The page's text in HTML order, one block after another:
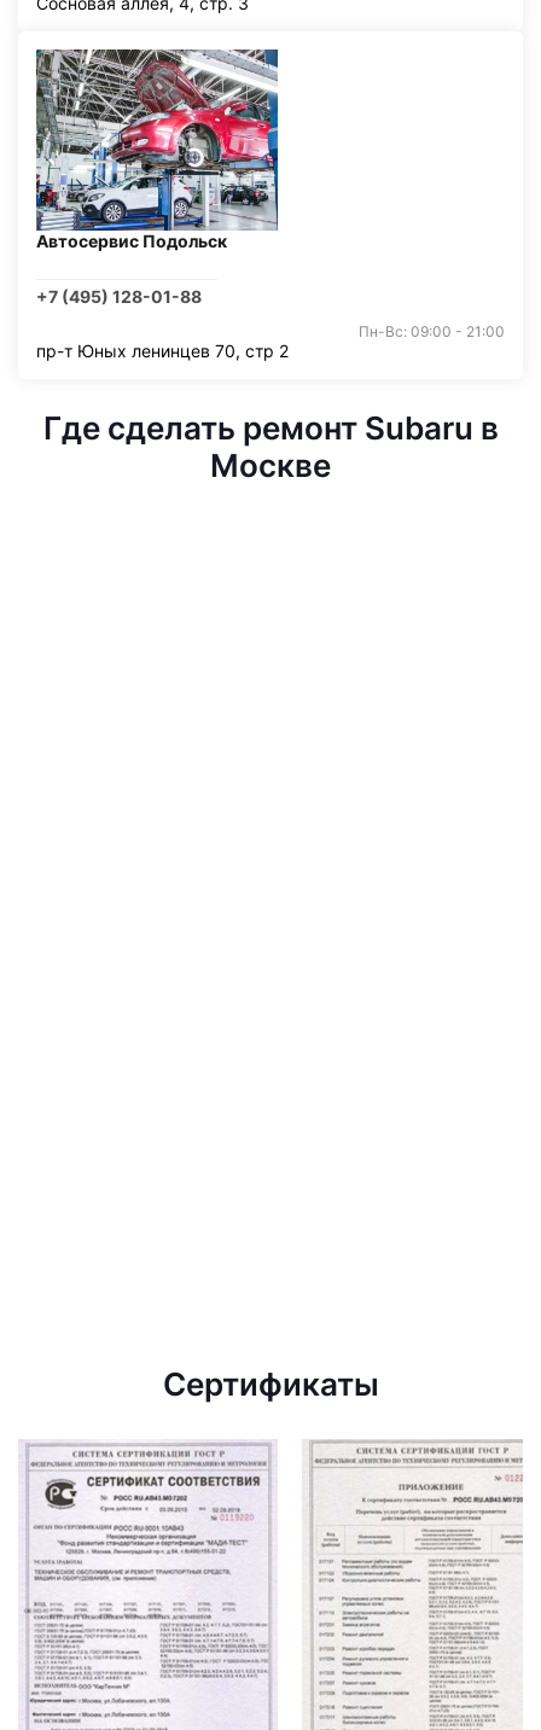
Автосервис Подольск
+7 (495) 128-01-88
Пн-Вс: 09:00 - 21:00
пр-т Юных ленинцев 70, стр 2
Где сделать ремонт Subaru в
Москве
Сертификаты